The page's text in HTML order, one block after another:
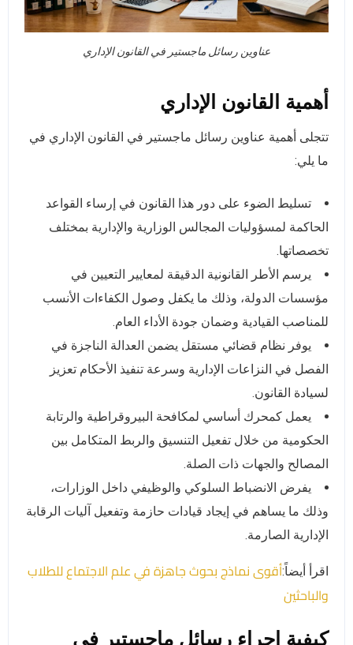
عناوين رسائل ماجستير في القانون الإداري
أهمية القانون الإداري
تتجلى أهمية عناوين رسائل ماجستير في القانون الإداري في
ما يلي:
تسليط الضوء على دور هذا القانون في إرساء القواعد
الحاكمة لمسؤوليات المجالس الوزارية والإدارية بمختلف
تخصصاتها.
يرسم الأطر القانونية الدقيقة لمعايير التعيين في
مؤسسات الدولة، وذلك ما يكفل وصول الكفاءات الأنسب
للمناصب القيادية وضمان جودة الأداء العام.
يوفر نظام قضائي مستقل يضمن العدالة الناجزة في
الفصل في النزاعات الإدارية وسرعة تنفيذ الأحكام تعزيز
لسيادة القانون.
يعمل كمحرك أساسي لمكافحة البيروقراطية والرتابة
الحكومية من خلال تفعيل التنسيق والربط المتكامل بين
المصالح والجهات ذات الصلة.
يفرض الانضباط السلوكي والوظيفي داخل الوزارات،
وذلك ما يساهم في إيجاد قيادات حازمة وتفعيل آليات الرقابة
الإدارية الصارمة.
اقرأ أيضاً:أقوى نماذج بحوث جاهزة في علم الاجتماع للطلاب
والباحثين
كيفية إجراء رسائل ماجستير في